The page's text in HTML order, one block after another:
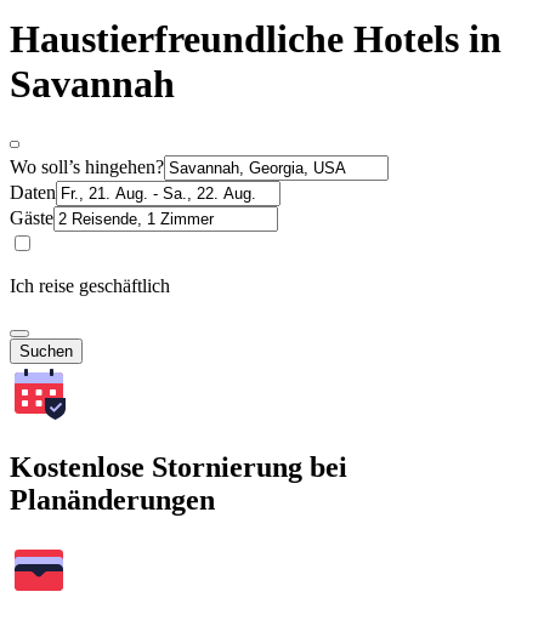
Haustierfreundliche Hotels in
Savannah
Wo soll’s hingehen?
Daten
Gäste
Ich reise geschäftlich
Suchen
Kostenlose Stornierung bei
Planänderungen